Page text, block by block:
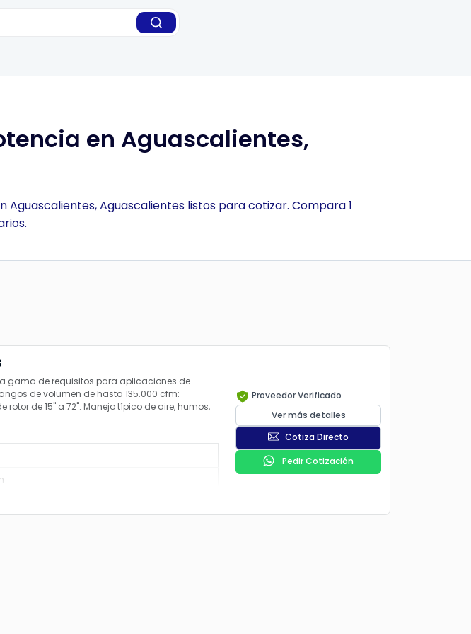
en Aguascalientes,
Aguascalientes listos para cotizar. Compara 1
gama de requisitos para aplicaciones de
de volumen de hasta 135.000 cfm:
de 15" a 72". Manejo típico de aire, humos,
Proveedor Verificado
Ver más detalles
Cotiza Directo
Pedir Cotización